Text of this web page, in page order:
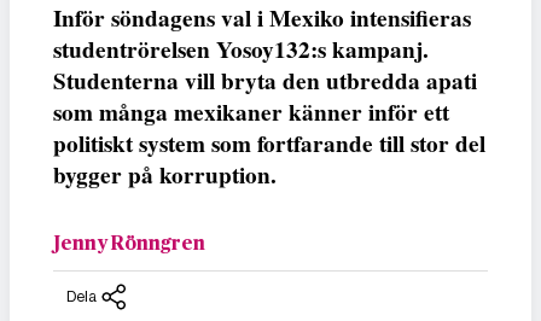
Inför söndagens val i Mexiko intensifieras
studentrörelsen Yosoy132:s kampanj.
Studenterna vill bryta den utbredda apati
som många mexikaner känner inför ett
politiskt system som fortfarande till stor del
bygger på korruption.
Jenny Rönngren
Dela